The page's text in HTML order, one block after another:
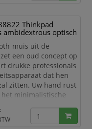
functies vereisen
HUB-software, te
via
ghub
2
100 – 44,00 DPI
>88 g 2Getest
Thinkpad
ambidextrous optisch
muis uit de
een oud concept op
drukke professionals
dat hen
zitten. Uw hand rust
minimalistische
is te
in vakken past zonder